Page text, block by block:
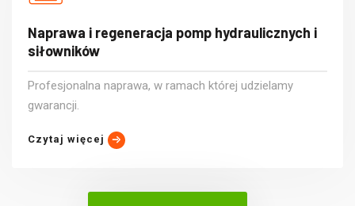
Naprawa i regeneracja pomp hydraulicznych i
siłowników
Profesjonalna naprawa, w ramach której udzielamy
gwarancji.
Czytaj więcej